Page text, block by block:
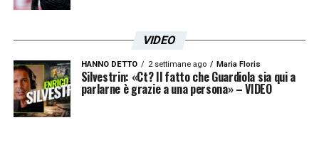
vincente per trovare il definitivo accordo.
VIDEO
HANNO DETTO 2 settimane ago Maria Floris
Silvestrin: «Ct? Il fatto che Guardiola sia qui a
parlarne è grazie a una persona» – VIDEO